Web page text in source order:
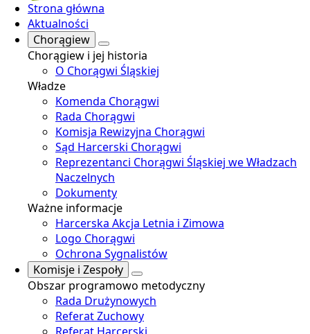
Strona główna
Aktualności
Chorągiew
Chorągiew i jej historia
O Chorągwi Śląskiej
Władze
Komenda Chorągwi
Rada Chorągwi
Komisja Rewizyjna Chorągwi
Sąd Harcerski Chorągwi
Reprezentanci Chorągwi Śląskiej we Władzach
Naczelnych
Dokumenty
Ważne informacje
Harcerska Akcja Letnia i Zimowa
Logo Chorągwi
Ochrona Sygnalistów
Komisje i Zespoły
Obszar programowo metodyczny
Rada Drużynowych
Referat Zuchowy